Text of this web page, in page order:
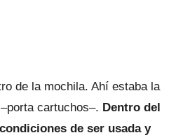
de la mochila. Ahí estaba la
cartuchos–. Dentro del
de ser usada y